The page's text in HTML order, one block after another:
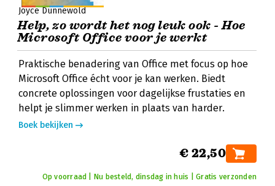
Joyce Dunnewold
Help, zo wordt het nog leuk ook - Hoe
Microsoft Office voor je werkt
Praktische benadering van Office met focus op hoe
Microsoft Office écht voor je kan werken. Biedt
concrete oplossingen voor dagelijkse frustaties en
helpt je slimmer werken in plaats van harder.
Boek bekijken
€ 22,50
Op voorraad | Nu besteld, dinsdag in huis | Gratis verzonden